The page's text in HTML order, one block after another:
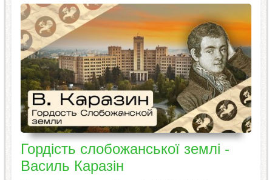
Гордість слобожанської землі -
Василь Каразін